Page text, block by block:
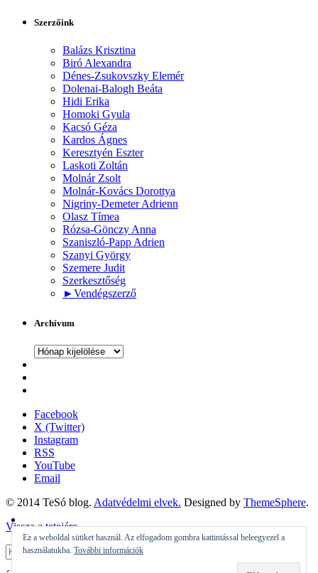
Szerzőink
Balázs Krisztina
Biró Alexandra
Dénes-Zsukovszky Elemér
Dolenai-Balogh Beáta
Hidi Erika
Homoki Gyula
Kacsó Géza
Kardos Ágnes
Keresztyén Eszter
Laskoti Zoltán
Molnár Zsolt
Molnár-Kovács Dorottya
Nigriny-Demeter Adrienn
Olasz Tímea
Rózsa-Gönczy Anna
Szaniszló-Papp Adrien
Szanyi György
Szemere Judit
Szerkesztőség
►Vendégszerző
Archívum
Archívum
Facebook
X (Twitter)
Instagram
RSS
YouTube
Email
© 2014 TeSó blog. Adatvédelmi elvek. Designed by ThemeSphere.
Vissza a tetejére
Ez a weboldal sütiket használ. Az elfogadom gombra kattintással beleegyezel a
használatukba. További információk